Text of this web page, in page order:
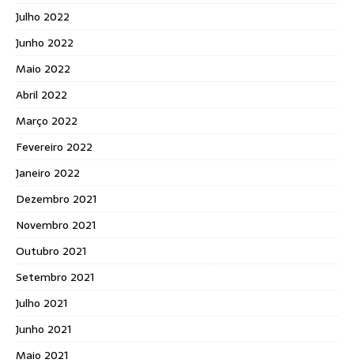
Julho 2022
Junho 2022
Maio 2022
Abril 2022
Março 2022
Fevereiro 2022
Janeiro 2022
Dezembro 2021
Novembro 2021
Outubro 2021
Setembro 2021
Julho 2021
Junho 2021
Maio 2021